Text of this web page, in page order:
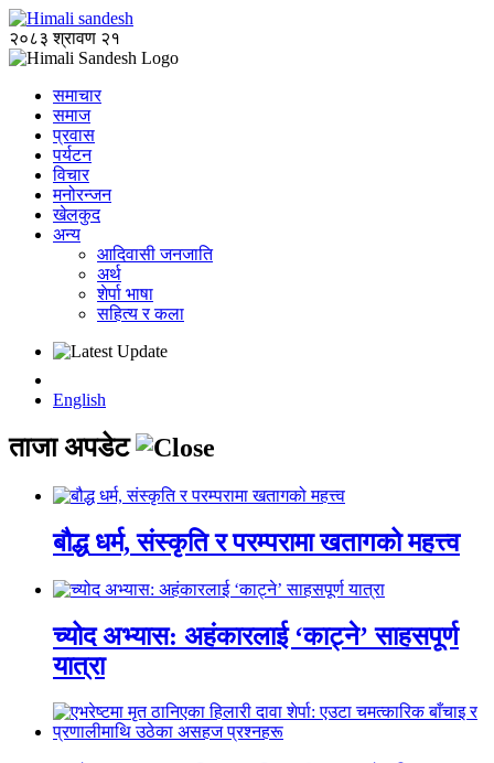
२०८३ श्रावण २१
समाचार
समाज
प्रवास
पर्यटन
विचार
मनोरन्जन
खेलकुद
अन्य
आदिवासी जनजाति
अर्थ
शेर्पा भाषा
सहित्य र कला
English
ताजा अपडेट
बौद्ध धर्म, संस्कृति र परम्परामा खतागको महत्त्व
च्योद अभ्यास: अहंकारलाई ‘काट्ने’ साहसपूर्ण
यात्रा